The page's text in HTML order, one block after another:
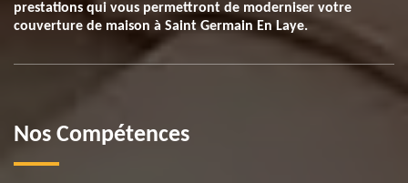
prestations qui vous permettront de moderniser votre
couverture de maison à Saint Germain En Laye.
Nos Compétences